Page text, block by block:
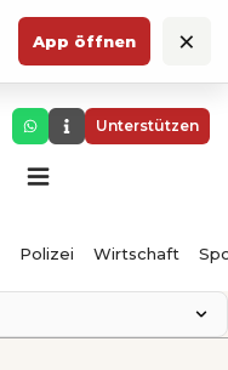
App öffnen ×
Unterstützen
Polizei Wirtschaft